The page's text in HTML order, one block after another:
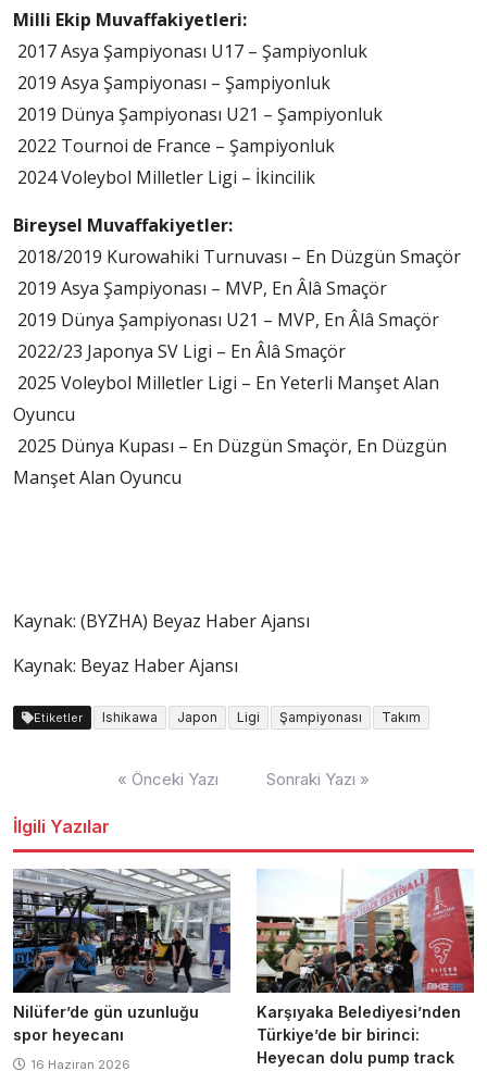
Milli Ekip Muvaffakiyetleri:
2017 Asya Şampiyonası U17 – Şampiyonluk
2019 Asya Şampiyonası – Şampiyonluk
2019 Dünya Şampiyonası U21 – Şampiyonluk
2022 Tournoi de France – Şampiyonluk
2024 Voleybol Milletler Ligi – İkincilik
Bireysel Muvaffakiyetler:
2018/2019 Kurowahiki Turnuvası – En Düzgün Smaçör
2019 Asya Şampiyonası – MVP, En Âlâ Smaçör
2019 Dünya Şampiyonası U21 – MVP, En Âlâ Smaçör
2022/23 Japonya SV Ligi – En Âlâ Smaçör
2025 Voleybol Milletler Ligi – En Yeterli Manşet Alan
Oyuncu
2025 Dünya Kupası – En Düzgün Smaçör, En Düzgün
Manşet Alan Oyuncu
Kaynak: (BYZHA) Beyaz Haber Ajansı
Kaynak: Beyaz Haber Ajansı
Etiketler Ishikawa Japon Ligi Şampiyonası Takım
« Önceki Yazı Sonraki Yazı »
İlgili Yazılar
Nilüfer’de gün uzunluğu
spor heyecanı
16 Haziran 2026
Karşıyaka Belediyesi’nden
Türkiye’de bir birinci:
Heyecan dolu pump track